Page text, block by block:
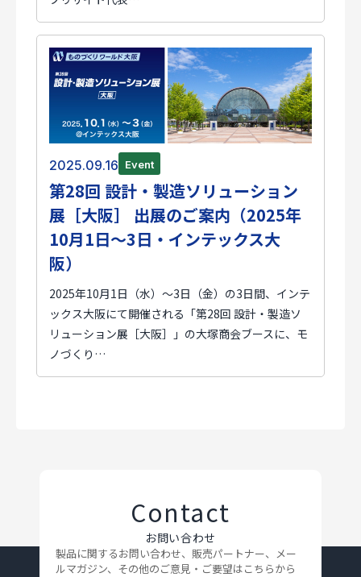
2025.09.16 Event
第28回 設計・製造ソリューション
展［大阪］ 出展のご案内（2025年
10月1日～3日・インテックス大
阪）
2025年10月1日（水）～3日（金）の3日間、インテ
ックス大阪にて開催される「第28回 設計・製造ソ
リューション展［大阪］」の大塚商会ブースに、モ
ノづくり…
Contact
お問い合わせ
製品に関するお問い合わせ、販売パートナー、メー
ルマガジン、 その他のご意見・ご要望はこちらから